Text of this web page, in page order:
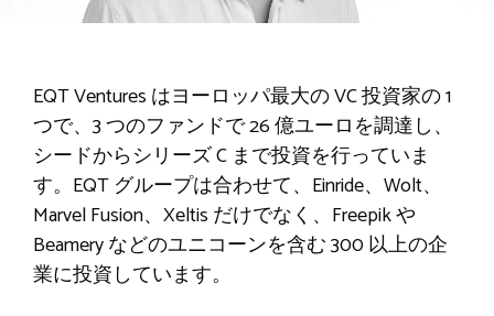
EQT Ventures はヨーロッパ最大の VC 投資家の 1
つで、3 つのファンドで 26 億ユーロを調達し、
シードからシリーズ C まで投資を行っていま
す。EQT グループは合わせて、Einride、Wolt、
Marvel Fusion、Xeltis だけでなく、Freepik や
Beamery などのユニコーンを含む 300 以上の企
業に投資しています。